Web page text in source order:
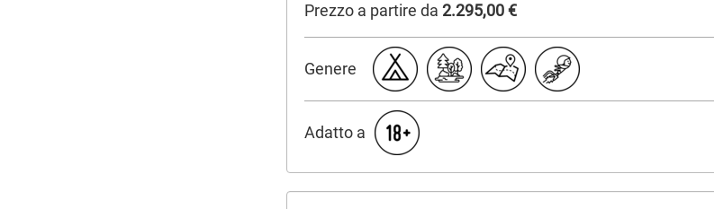
Prezzo a partire da 2.295,00 €
Genere
Adatto a